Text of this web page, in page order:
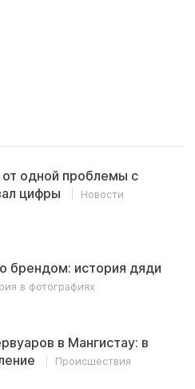
от одной проблемы с
цифры
Новости
брендом: история дяди
в фотографиях
в Мангистау: в
Происшествия